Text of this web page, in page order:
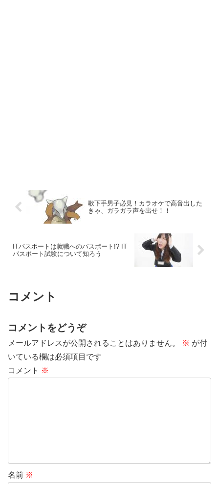
歌下手男子必見！カラオケで高音出した
きゃ、ガラガラ声を出せ！！
ITパスポートは就職へのパスポート!? IT
パスポート試験について知ろう
コメント
コメントをどうぞ
メールアドレスが公開されることはありません。 ※ が付
いている欄は必須項目です
コメント ※
名前 ※